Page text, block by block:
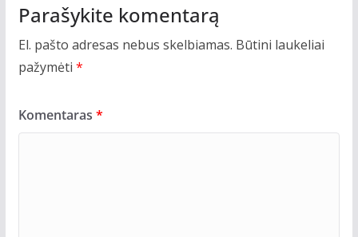
Parašykite komentarą
El. pašto adresas nebus skelbiamas. Būtini laukeliai
pažymėti *
Komentaras *